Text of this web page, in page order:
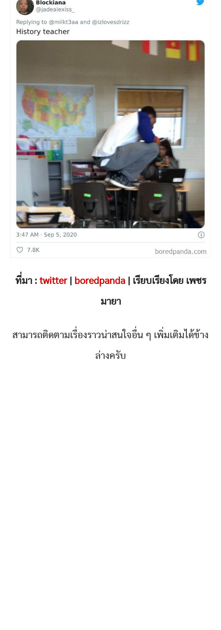
ที่มา : twitter| boredpanda| เรียบเรียงโดย เพชร
มายา
สามารถติดตามเรื่องราวน่าสนใจอื่น ๆ เพิ่มเติมได้ข้าง
ล่างครับ